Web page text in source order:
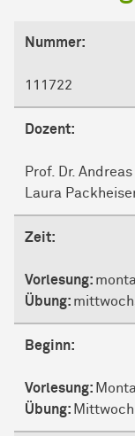
Nummer:
111722
Dozent:
Prof. Dr.
Laura
Zeit:
Vorlesung:
Übung:
Beginn:
Vorlesung:
Übung: